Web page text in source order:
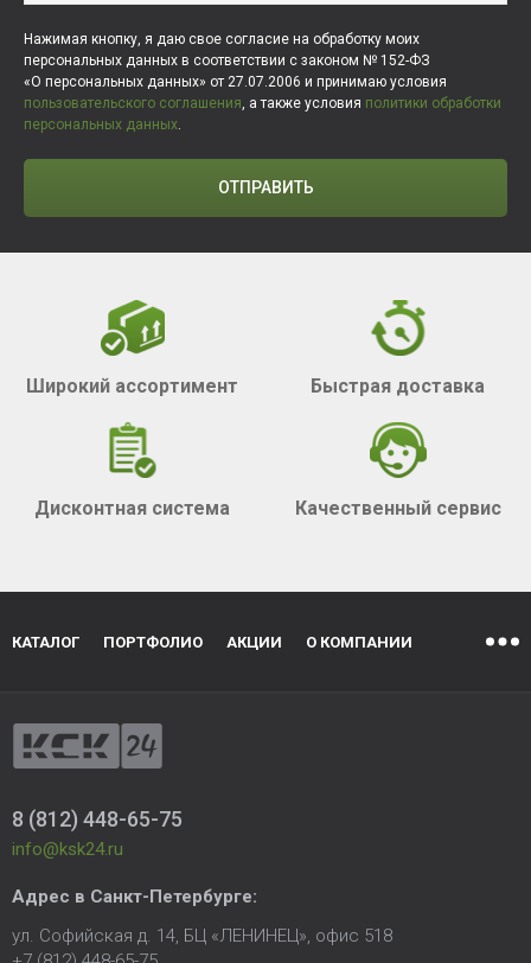
Нажимая кнопку, я даю свое согласие на обработку моих
персональных данных в соответствии с законом № 152-ФЗ
«О персональных данных» от 27.07.2006 и принимаю условия
пользовательского соглашения, а также условия политики обработки
персональных данных.
ОТПРАВИТЬ
Широкий ассортимент Быстрая доставка
Дисконтная система Качественный сервис
КАТАЛОГ ПОРТФОЛИО АКЦИИ О КОМПАНИИ
8 (812) 448-65-75
info@ksk24.ru
Адрес в Санкт-Петербурге:
ул. Софийская д. 14, БЦ «ЛЕНИНЕЦ», офис 518